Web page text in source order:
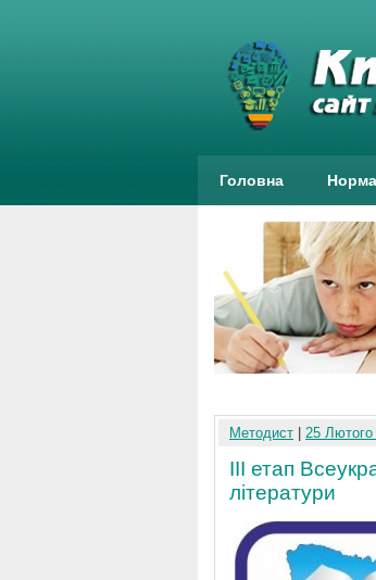
Головна
Методист 25 Лютого
III етап
літератури